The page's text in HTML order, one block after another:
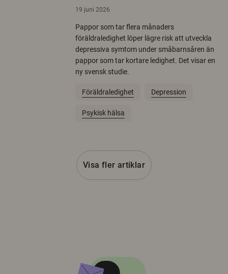
19 juni 2026
Pappor som tar flera månaders
föräldraledighet löper lägre risk att utveckla
depressiva symtom under småbarnsåren än
pappor som tar kortare ledighet. Det visar en
ny svensk studie.
Föräldraledighet Depression
Psykisk hälsa
Visa fler artiklar